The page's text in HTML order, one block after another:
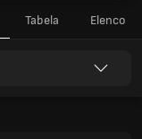
Tabela Elenco